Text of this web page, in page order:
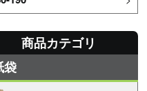
商品カテゴリ
袋